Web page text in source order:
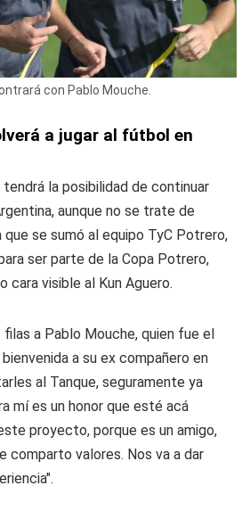
con Pablo Mouche.
a jugar al fútbol en
la posibilidad de continuar
aunque no se trate de
se sumó al equipo TyC Potrero,
ser parte de la Copa Potrero,
cara visible al Kun Aguero.
filas a Pablo Mouche, quien fue el
a su ex compañero en
al Tanque, seguramente ya
mí es un honor que esté acá
proyecto, porque es un amigo,
comparto valores. Nos va a dar